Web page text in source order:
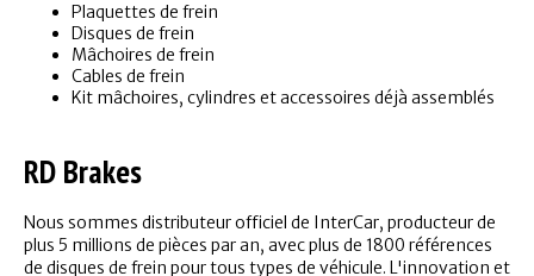
Plaquettes de frein
Disques de frein
Mâchoires de frein
Cables de frein
Kit mâchoires, cylindres et accessoires déjà assemblés
RD Brakes
Nous sommes distributeur officiel de InterCar, producteur de
plus 5 millions de pièces par an, avec plus de 1800 références
de disques de frein pour tous types de véhicule. L'innovation et